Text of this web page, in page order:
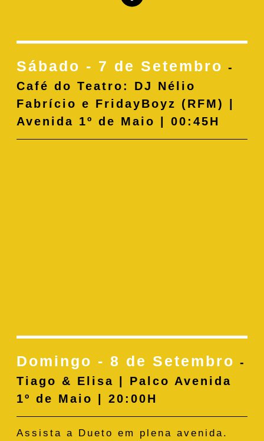
Sábado - 7 de Setembro -
Café do Teatro: DJ Nélio
Fabrício e FridayBoyz (RFM) |
Avenida 1º de Maio | 00:45H
Domingo - 8 de Setembro -
Tiago & Elisa | Palco Avenida
1º de Maio | 20:00H
Assista a Dueto em plena avenida.